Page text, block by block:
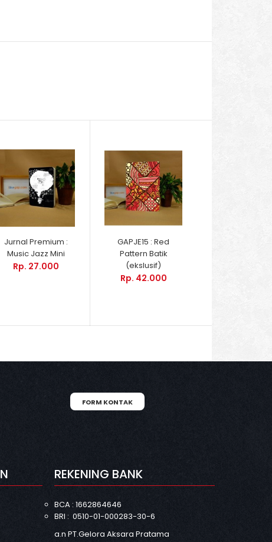
Jurnal Premium :
Music Jazz Mini
Rp. 27.000
GAPJE15 : Red
Pattern Batik
(ekslusif)
Rp. 42.000
FORM KONTAK
REKENING BANK
BCA : 1662864646
BRI : 0510-01-000283-30-6
a.n PT.Gelora Aksara Pratama